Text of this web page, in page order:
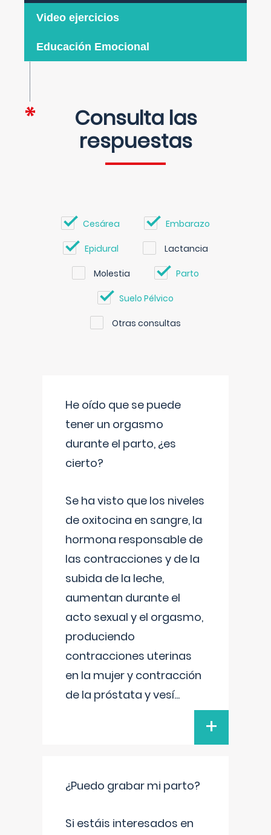
Video ejercicios
Educación Emocional
Consulta las
respuestas
Cesárea Embarazo
Epidural Lactancia
Molestia Parto
Suelo Pélvico
Otras consultas
He oído que se puede
tener un orgasmo
durante el parto, ¿es
cierto?
Se ha visto que los niveles
de oxitocina en sangre, la
hormona responsable de
las contracciones y de la
subida de la leche,
aumentan durante el
acto sexual y el orgasmo,
produciendo
contracciones uterinas
en la mujer y contracción
de la próstata y vesí...
+
¿Puedo grabar mi parto?
Si estáis interesados en